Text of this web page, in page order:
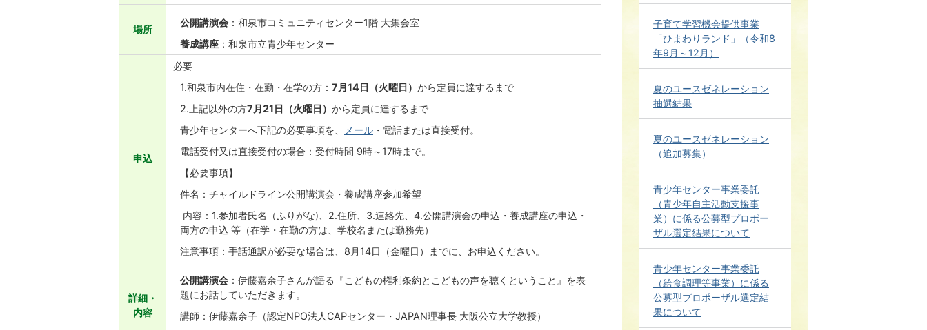
場所
公開講演会 ：和泉市コミュニティセンター1階 大集会室
養成講座 ：和泉市立青少年センター
申込
必要
1.和泉市内在住・在勤・在学の方： 7月14日（火曜日） から定員に達するまで
2.上記以外の方7 月21日（火曜日） から定員に達するまで
青少年センターへ下記の必要事項を、
メール ・電話または直接受付。
電話受付又は直接受付の場合：受付時間 9時～17時まで。
【必要事項】
件名：チャイルドライン公開講演会・養成講座参加希望
内容：1.参加者氏名（ふりがな)、2.住所、3.連絡先、4.公開講演会の申込・養成講座の申込・
両方の申込 等（在学・在勤の方は、学校名または勤務先）
注意事項：手話通訳が必要な場合は、8月14日（金曜日）までに、お申込ください。
詳細・
内容
公開講演会 ：伊藤嘉余子さんが語る『こどもの権利条約とこどもの声を聴くということ』を表
題にお話していただきます。
講師：伊藤嘉余子（認定NPO法人CAPセンター・JAPAN理事長 大阪公立大学教授）
子育て学習機会提供事業
「ひまわりランド」（令和8
年9月～12月）
夏のユースゼネレーション
抽選結果
夏のユースゼネレーション
（追加募集）
青少年センター事業委託
（青少年自主活動支援事
業）に係る公募型プロポー
ザル選定結果について
青少年センター事業委託
（給食調理等事業）に係る
公募型プロポーザル選定結
果について